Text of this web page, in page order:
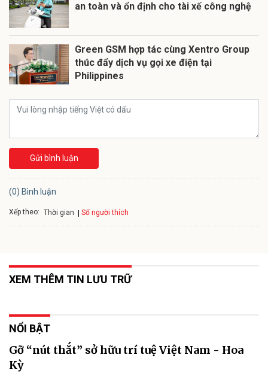
an toàn và ổn định cho tài xế công nghệ
Green GSM hợp tác cùng Xentro Group
thúc đẩy dịch vụ gọi xe điện tại
Philippines
Gửi bình luận
(0) Bình luận
Xếp theo: Thời gian Số người thích
XEM THÊM TIN LƯU TRỮ
NỔI BẬT
Gỡ “nút thắt” sở hữu trí tuệ Việt Nam - Hoa
Kỳ